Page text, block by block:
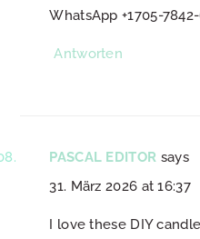
WhatsApp +1705-
Antworten
PASCAL EDITOR says
31. März 2026 at 16:37
I love these DIY